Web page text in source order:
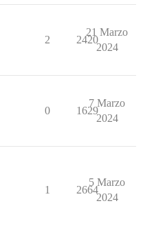
2 2420
21 Marzo
2024
0 1629
7 Marzo
2024
1 2664
5 Marzo
2024